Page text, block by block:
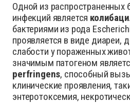
Одной из распространенных
инфекций является
бактериями из рода
проявляется в виде диареи,
слабости у пораженных
значимым патогеном
perfringens, способный
клинические проявления,
энтеротоксемия,